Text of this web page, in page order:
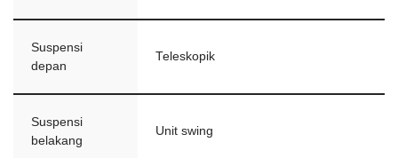
Suspensi
depan
Teleskopik
Suspensi
belakang
Unit swing